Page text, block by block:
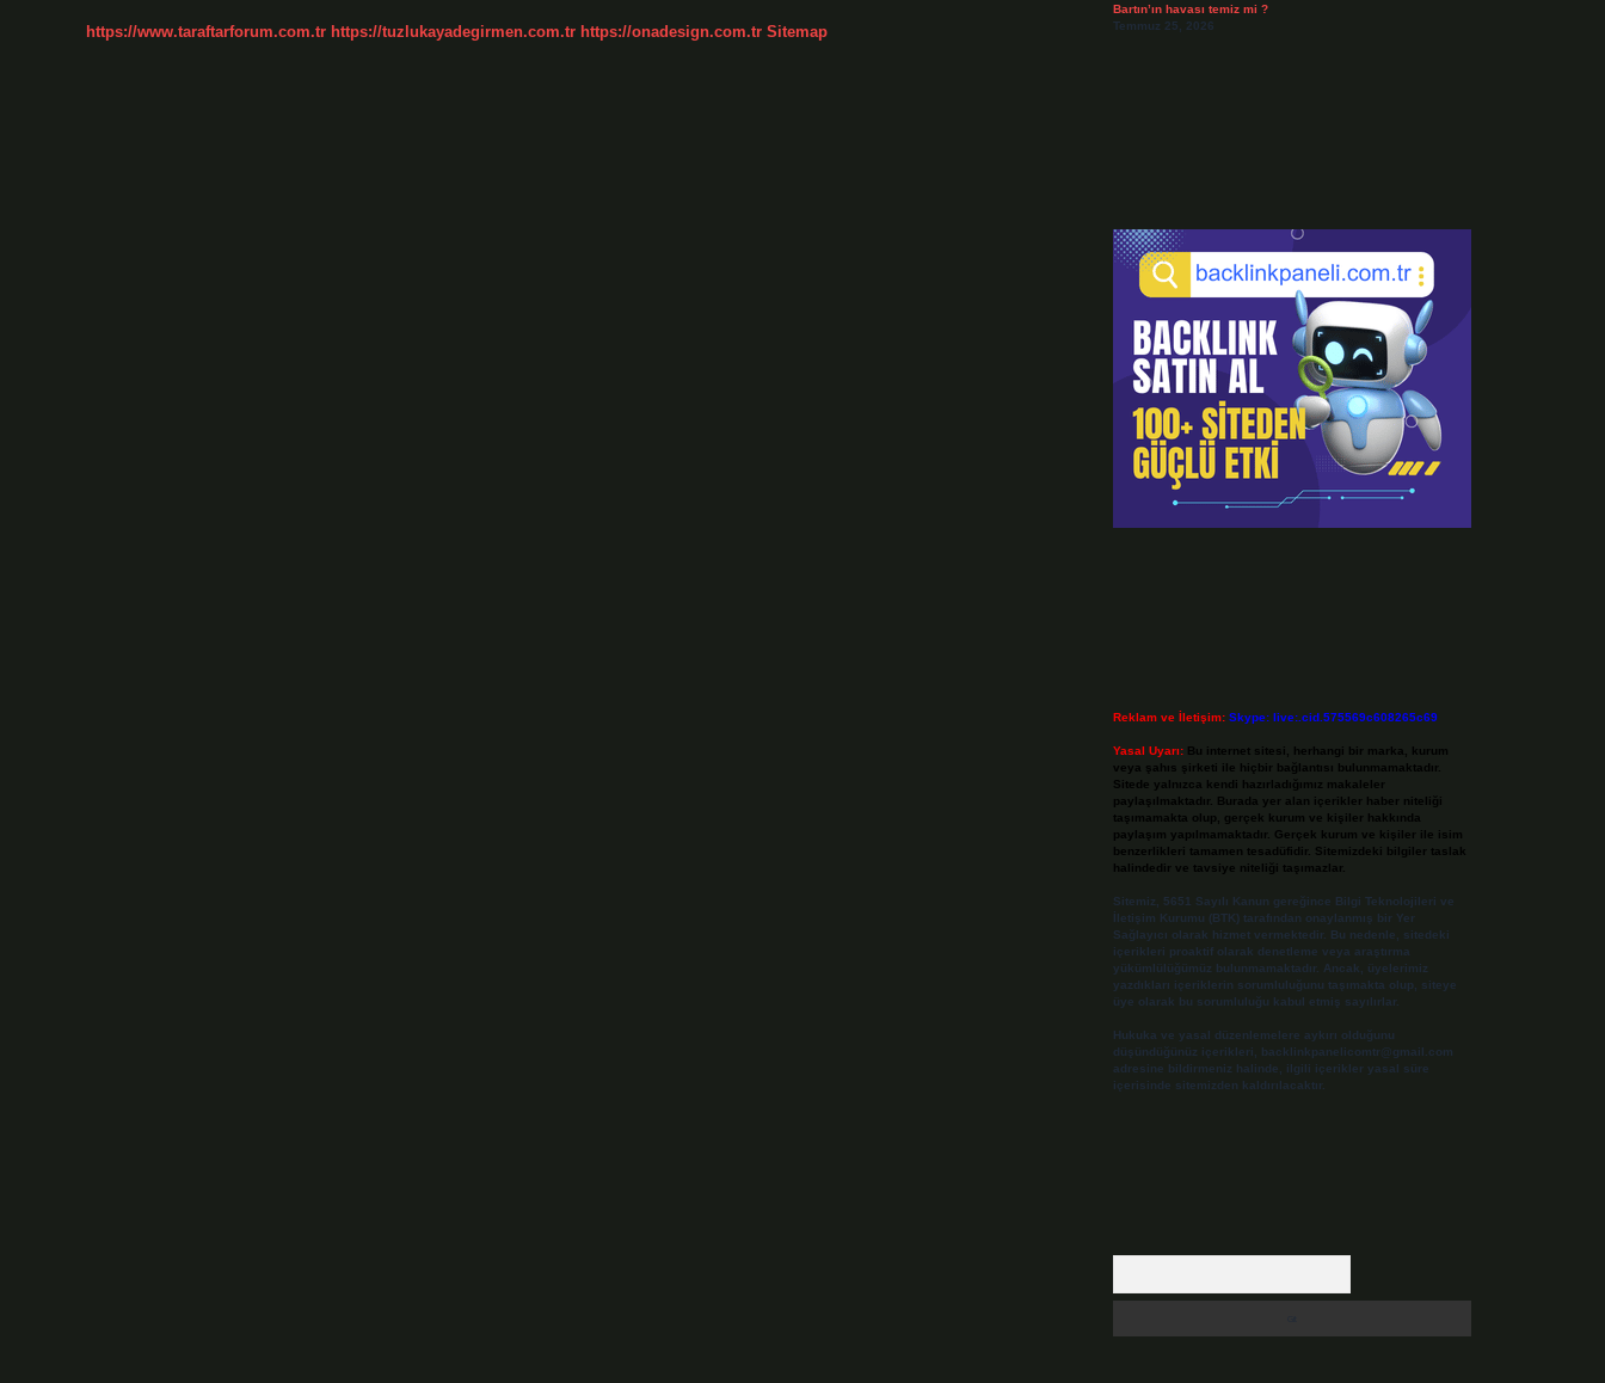
https://www.taraftarforum.com.tr https://tuzlukayadegirmen.com.tr https://onadesign.com.tr Sitemap
Bartın’ın havası temiz mi ?
Temmuz 25, 2026
Reklam ve İletişim: Skype: live:.cid.575569c608265c69
Yasal Uyarı: Bu internet sitesi, herhangi bir marka, kurum
veya şahıs şirketi ile hiçbir bağlantısı bulunmamaktadır.
Sitede yalnızca kendi hazırladığımız makaleler
paylaşılmaktadır. Burada yer alan içerikler haber niteliği
taşımamakta olup, gerçek kurum ve kişiler hakkında
paylaşım yapılmamaktadır. Gerçek kurum ve kişiler ile isim
benzerlikleri tamamen tesadüfidir. Sitemizdeki bilgiler taslak
halindedir ve tavsiye niteliği taşımazlar.
Sitemiz, 5651 Sayılı Kanun gereğince Bilgi Teknolojileri ve
İletişim Kurumu (BTK) tarafından onaylanmış bir Yer
Sağlayıcı olarak hizmet vermektedir. Bu nedenle, sitedeki
içerikleri proaktif olarak denetleme veya araştırma
yükümlülüğümüz bulunmamaktadır. Ancak, üyelerimiz
yazdıkları içeriklerin sorumluluğunu taşımakta olup, siteye
üye olarak bu sorumluluğu kabul etmiş sayılırlar.
Hukuka ve yasal düzenlemelere aykırı olduğunu
düşündüğünüz içerikleri,
backlinkpanelicomtr@gmail.com
adresine bildirmeniz halinde, ilgili içerikler yasal süre
içerisinde sitemizden kaldırılacaktır.